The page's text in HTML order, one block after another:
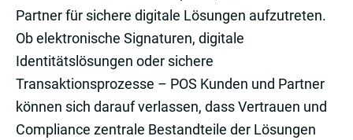
Partner für sichere digitale Lösungen aufzutreten.
Ob elektronische Signaturen, digitale
Identitätslösungen oder sichere
Transaktionsprozesse – POS Kunden und Partner
können sich darauf verlassen, dass Vertrauen und
Compliance zentrale Bestandteile der Lösungen